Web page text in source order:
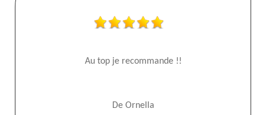
Au top je recommande !!
De Ornella